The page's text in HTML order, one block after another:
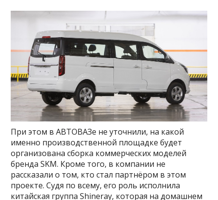
При этом в АВТОВАЗе не уточнили, на какой
именно производственной площадке будет
организована сборка коммерческих моделей
бренда SKM. Кроме того, в компании не
рассказали о том, кто стал партнёром в этом
проекте. Судя по всему, его роль исполнила
китайская группа Shineray, которая на домашнем